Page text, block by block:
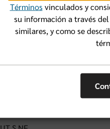
las instrucciones para
PDF.
más información
con la Unidad especial de
8355
Términos vinculados y
su información a través
similares, y como se